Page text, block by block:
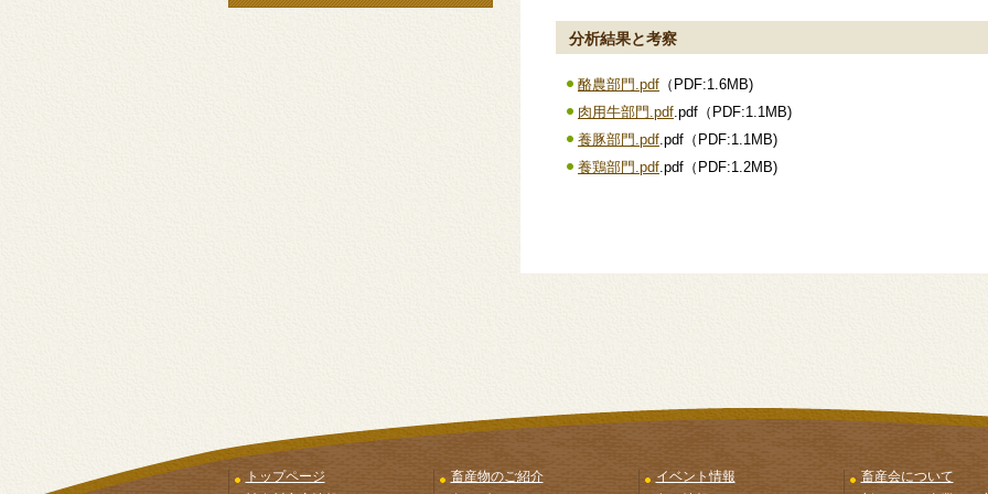
分析結果と考察
酪農部門.pdf （PDF:1.6MB)
肉用牛部門.pdf .pdf（PDF:1.1MB)
養豚部門.pdf .pdf（PDF:1.1MB)
養鶏部門.pdf .pdf（PDF:1.2MB)
トップページ
畜産物のご紹介
イベント情報
畜産会について